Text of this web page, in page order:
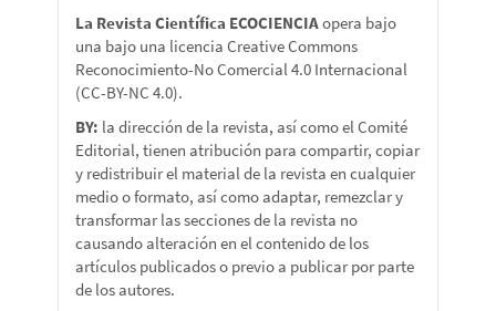
La Revista Científica ECOCIENCIAopera bajo
una bajo una licencia Creative Commons
Reconocimiento-No Comercial 4.0 Internacional
(CC-BY-NC 4.0).
BY: la dirección de la revista, así como el Comité
Editorial, tienen atribución para compartir, copiar
y redistribuir el material de la revista en cualquier
medio o formato, así como adaptar, remezclar y
transformar las secciones de la revista no
causando alteración en el contenido de los
artículos publicados o previo a publicar por parte
de los autores.